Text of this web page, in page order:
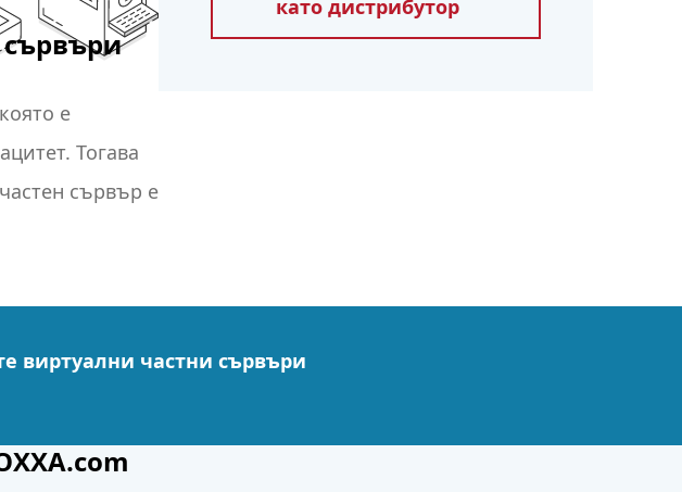
като дистрибутор
виртуални частни сървъри